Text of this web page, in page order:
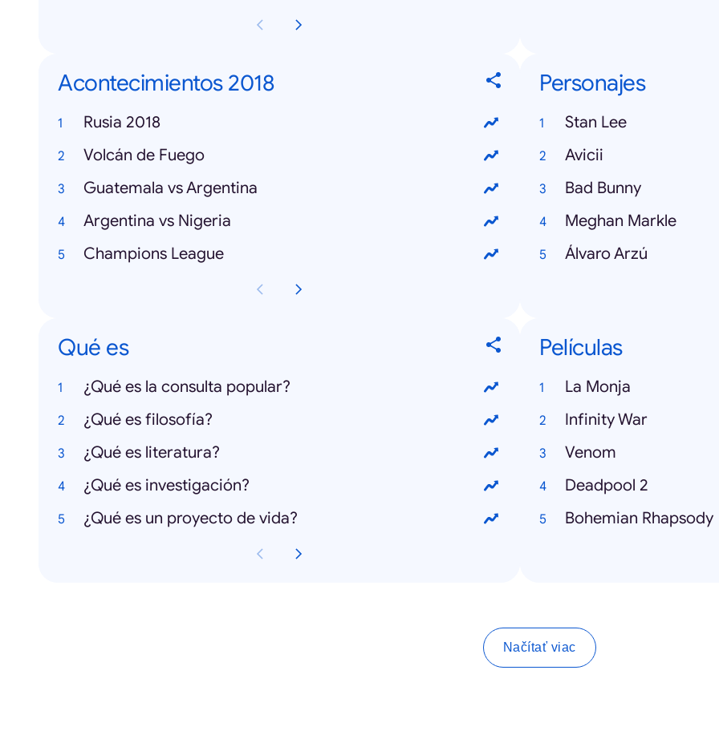
Acontecimientos 2018
Rusia 2018
Volcán de Fuego
Guatemala vs Argentina
Argentina vs Nigeria
Champions League
Personajes
Stan Lee
Avicii
Bad Bunny
Meghan Markle
Álvaro Arzú
Qué es
¿Qué es la consulta popular?
¿Qué es filosofía?
¿Qué es literatura?
¿Qué es investigación?
¿Qué es un proyecto de vida?
Películas
La Monja
Infinity War
Venom
Deadpool 2
Bohemian Rhapsody
Načítať viac